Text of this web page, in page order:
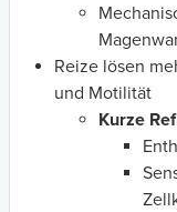
Reize lösen
und Motilität
Kurze